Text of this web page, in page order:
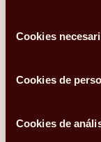
deCookies
Cookies de
Cookies de